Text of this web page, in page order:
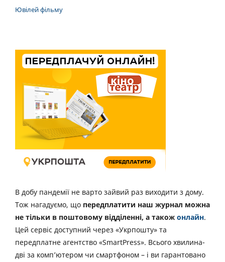
Ювілей фільму
В добу пандемії не варто зайвий раз виходити з дому.
Тож нагадуємо, що передплатити наш журнал можна
не тільки в поштовому відділенні, а також онлайн.
Цей сервіс доступний через «Укрпошту» та
передплатне агентство «SmartPress». Всього хвилина-
дві за комп’ютером чи смартфоном – і ви гарантовано